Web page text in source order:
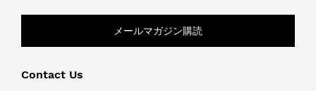
メールマガジン購読
Contact Us